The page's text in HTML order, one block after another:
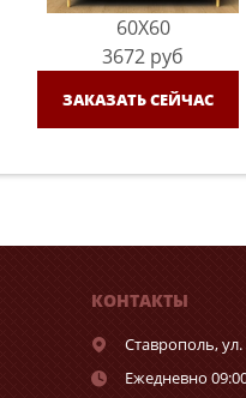
60X60
3672 руб
ЗАКАЗАТЬ СЕЙЧАС
КОНТАКТЫ
Ставрополь,
Ежедневно